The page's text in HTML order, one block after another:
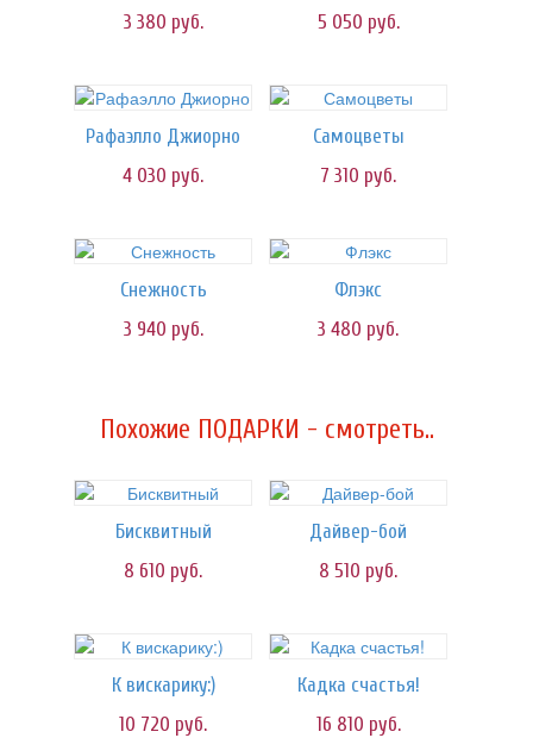
3 380 руб.
5 050 руб.
Рафаэлло Джиорно
4 030 руб.
Самоцветы
7 310 руб.
Снежность
3 940 руб.
Флэкс
3 480 руб.
Похожие ПОДАРКИ - смотреть..
Бисквитный
8 610 руб.
Дайвер-бой
8 510 руб.
К вискарику:)
10 720 руб.
Кадка счастья!
16 810 руб.